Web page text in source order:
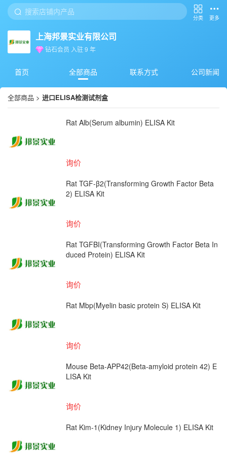
分类 更多
上海邦景实业有限公司
钻石会员 入驻9 年
首页 全部商品 联系方式 公司新闻
全部商品 > 进口ELISA检测试剂盒
Rat Alb(Serum albumin) ELISA Kit
询价
Rat TGF-β2(Transforming Growth Factor Beta
2) ELISA Kit
询价
Rat TGFBI(Transforming Growth Factor Beta In
duced Protein) ELISA Kit
询价
Rat Mbp(Myelin basic protein S) ELISA Kit
询价
Mouse Beta-APP42(Beta-amyloid protein 42) E
LISA Kit
询价
Rat Kim-1(Kidney Injury Molecule 1) ELISA Kit